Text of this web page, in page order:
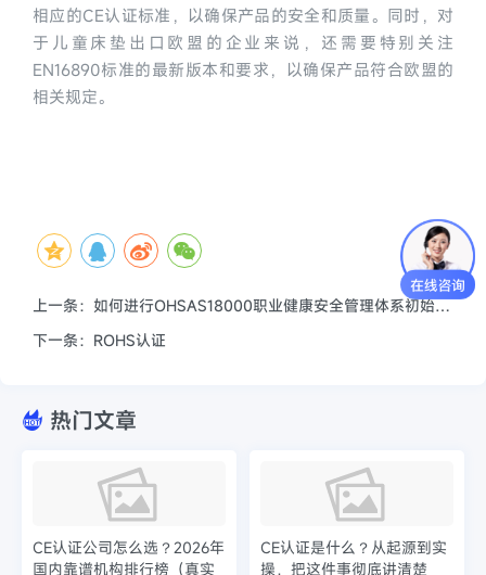
相应的CE认证标准，以确保产品的安全和质量。同时，对
于儿童床垫出口欧盟的企业来说，还需要特别关注
EN16890标准的最新版本和要求，以确保产品符合欧盟的
相关规定。
上一条：如何进行OHSAS18000职业健康安全管理体系初始评审
下一条：ROHS认证
热门文章
CE认证公司怎么选？2026年
国内靠谱机构排行榜（真实
CE认证是什么？从起源到实
操，把这件事彻底讲清楚